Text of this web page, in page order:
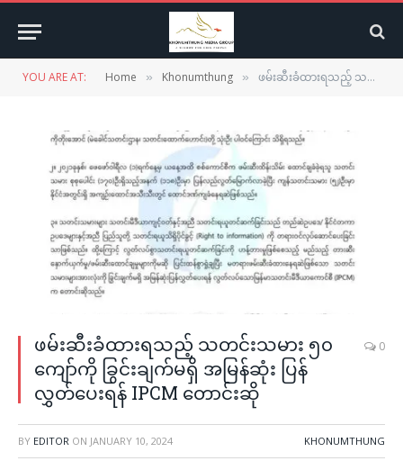
YOU ARE AT: Home » Khonumthung » ဖမ်းဆီးခံထားရသည့် သတင်းသမား ၅၀ ကျော်ကို ခြွင်းချက်မရှိ အမြန်ဆုံး ပြန်လွှတ်ပေးရန် IPCM တောင်းဆို
ဖမ်းဆီးခံထားရသည့် သတင်းသမား ၅၀
ကျော်ကို ခြွင်းချက်မရှိ အမြန်ဆုံး ပြန်
လွှတ်ပေးရန် IPCM တောင်းဆို
0
BY EDITOR ON JANUARY 10, 2024 KHONUMTHUNG